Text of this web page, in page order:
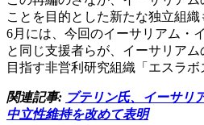
ことを目的とした新たな独立組織
6月には、今回のイーサリアム・
と同じ支援者らが、イーサリア
目指す非営利研究組織「エスラボ
関連記事: ブテリン氏、イーサリ
中立性維持を改めて表明